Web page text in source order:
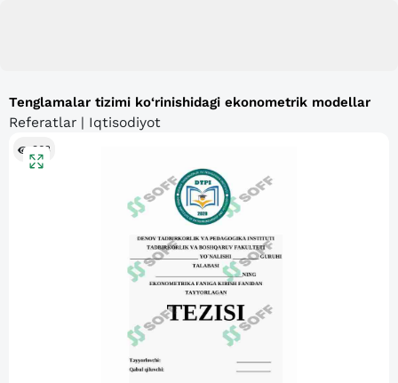
Tenglamalar tizimi ko‘rinishidagi ekonometrik modellar
Referatlar | Iqtisodiyot
363